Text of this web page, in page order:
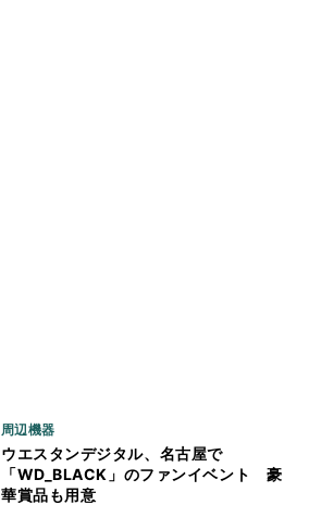
周辺機器
ウエスタンデジタル、名古屋で
「WD_BLACK」のファンイベント 豪
華賞品も用意